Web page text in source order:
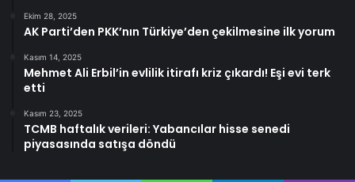
Ekim 28, 2025
AK Parti’den PKK’nın Türkiye’den çekilmesine ilk yorum
Kasım 14, 2025
Mehmet Ali Erbil’in evlilik itirafı kriz çıkardı! Eşi evi terk
etti
Kasım 23, 2025
TCMB haftalık verileri: Yabancılar hisse senedi
piyasasında satışa döndü